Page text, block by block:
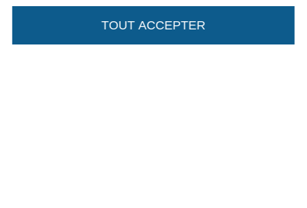
Nederlands
Passer à la boutique
Français
Passer à la
TOUT ACCEPTER